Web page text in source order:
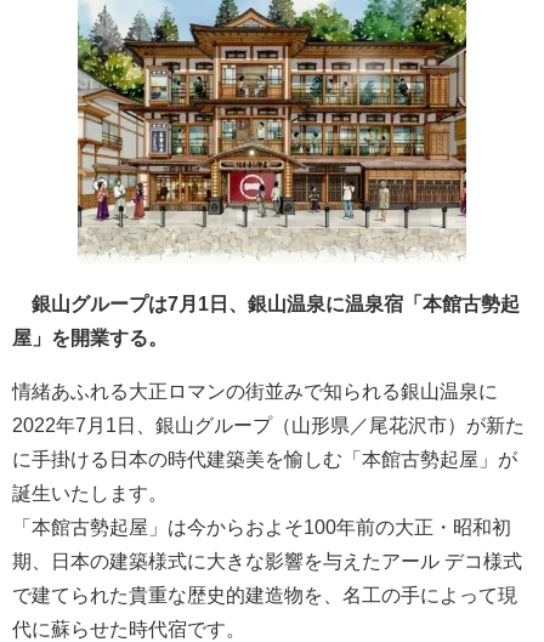
銀山グループは7月1日、銀山温泉に温泉宿「本館古勢起
屋」を開業する。
情緒あふれる大正ロマンの街並みで知られる銀山温泉に
2022年7月1日、銀山グループ（山形県／尾花沢市）が新た
に手掛ける日本の時代建築美を愉しむ「本館古勢起屋」が
誕生いたします。
「本館古勢起屋」は今からおよそ100年前の大正・昭和初
期、日本の建築様式に大きな影響を与えたアール デコ様式
で建てられた貴重な歴史的建造物を、名工の手によって現
代に蘇らせた時代宿です。